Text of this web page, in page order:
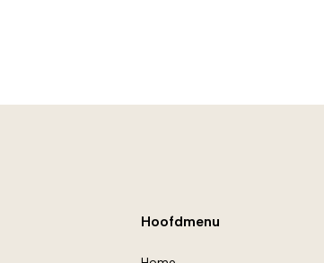
Hoofdmenu